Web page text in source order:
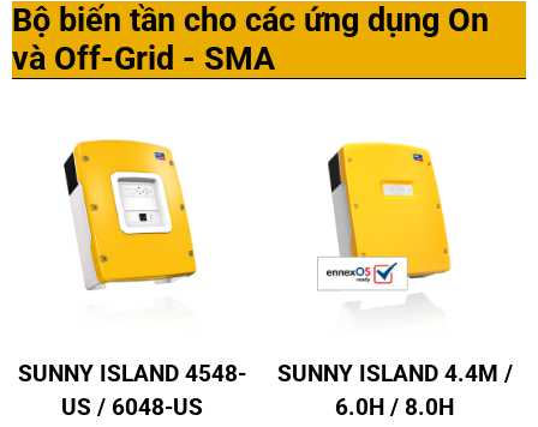
Bộ biến tần cho các ứng dụng On
và Off-Grid - SMA
SUNNY ISLAND 4548-
US / 6048-US
SUNNY ISLAND 4.4M /
6.0H / 8.0H